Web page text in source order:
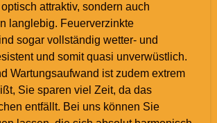
attraktiv, sondern auch
langlebig. Feuerverzinkte
sogar vollständig wetter- und
und somit quasi unverwüstlich.
Wartungsaufwand ist zudem extrem
Sie sparen viel Zeit, da das
entfällt. Bei uns können Sie